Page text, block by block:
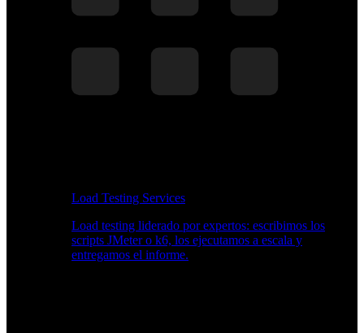
Load Testing Services
Load testing liderado por expertos: escribimos los
scripts JMeter o k6, los ejecutamos a escala y
entregamos el informe.